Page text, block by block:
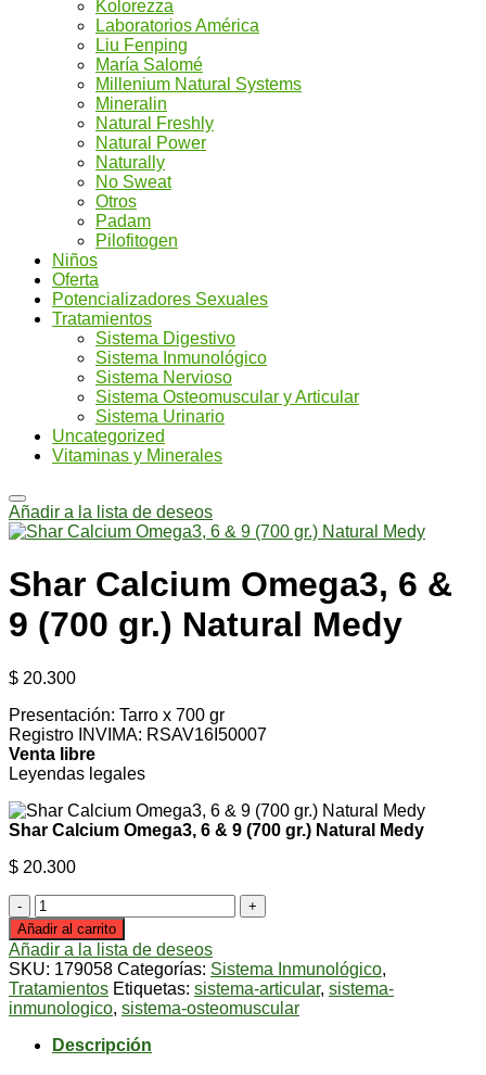
Kolorezza
Laboratorios América
Liu Fenping
María Salomé
Millenium Natural Systems
Mineralin
Natural Freshly
Natural Power
Naturally
No Sweat
Otros
Padam
Pilofitogen
Niños
Oferta
Potencializadores Sexuales
Tratamientos
Sistema Digestivo
Sistema Inmunológico
Sistema Nervioso
Sistema Osteomuscular y Articular
Sistema Urinario
Uncategorized
Vitaminas y Minerales
Añadir a la lista de deseos
Shar Calcium Omega3, 6 &
9 (700 gr.) Natural Medy
$ 20.300
Presentación: Tarro x 700 gr
Registro INVIMA: RSAV16I50007
Venta libre
Leyendas legales
Shar Calcium Omega3, 6 & 9 (700 gr.) Natural Medy
$ 20.300
Shar
Calcium
Omega3,
6
&
9
(700
gr.)
Natural
Añadir al carrito
Añadir a la lista de deseos
SKU: 179058 Categorías: Sistema Inmunológico,
Tratamientos Etiquetas: sistema-articular, sistema-
inmunologico, sistema-osteomuscular
Descripción